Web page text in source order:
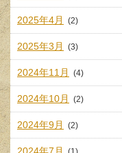
2025年4月 (2)
2025年3月 (3)
2024年11月 (4)
2024年10月 (2)
2024年9月 (2)